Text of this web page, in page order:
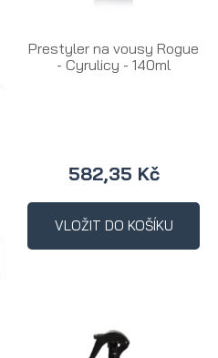
Prestyler na vousy Rogue
- Cyrulicy - 140ml
582,35 Kč
VLOŽIT DO KOŠÍKU